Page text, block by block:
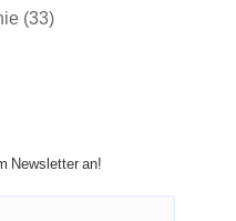
(33)
Newsletter an!